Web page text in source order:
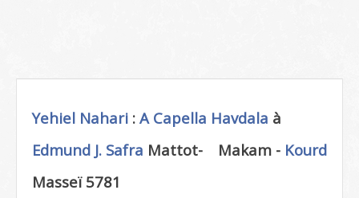
Yehiel Nahari : A Capella Havdala
Makam - Kourd
à
Edmund J. Safra Mattot-
Masseï 5781